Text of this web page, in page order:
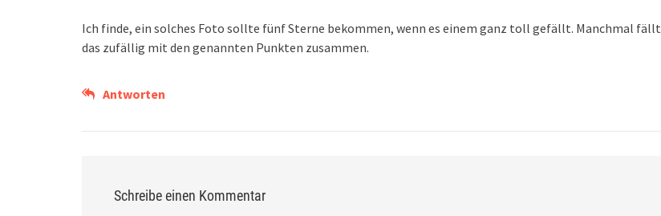
Ich finde, ein solches Foto sollte fünf Sterne bekommen, wenn es einem ganz toll gefällt. Manchmal fällt
das zufällig mit den genannten Punkten zusammen.
Antworten
Schreibe einen Kommentar